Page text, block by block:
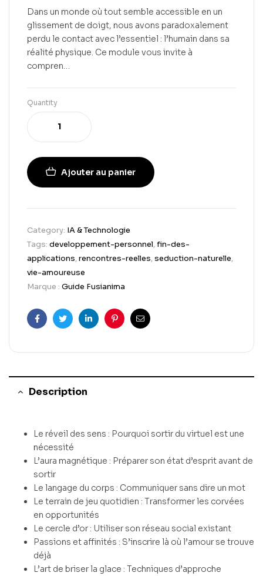
Dans un monde où tout semble accessible en un
glissement de doigt, nous avons paradoxalement
perdu le contact avec l’essentiel : l’humain dans sa
réalité physique. Ce module vous invite à
compren…
Quantity
Ajouter au panier
Category: IA & Technologie
Tags: developpement-personnel,fin-des-
applications,rencontres-reelles,seduction-naturelle,
vie-amoureuse
Marque : Guide Fusianima
FacebookTwitterLinkedinPinterestEmail
Description
Le réveil des sens : Pourquoi sortir du virtuel est une
nécessité
L’aura magnétique : Préparer son état d’esprit avant de
sortir
Le langage du corps : Communiquer sans dire un mot
Le terrain de jeu quotidien : Transformer les corvées
en opportunités
Le cercle d’or : Utiliser son réseau social existant
Passions et affinités : S’inscrire là où l’amour se trouve
déjà
L’art de briser la glace : Techniques d’approche